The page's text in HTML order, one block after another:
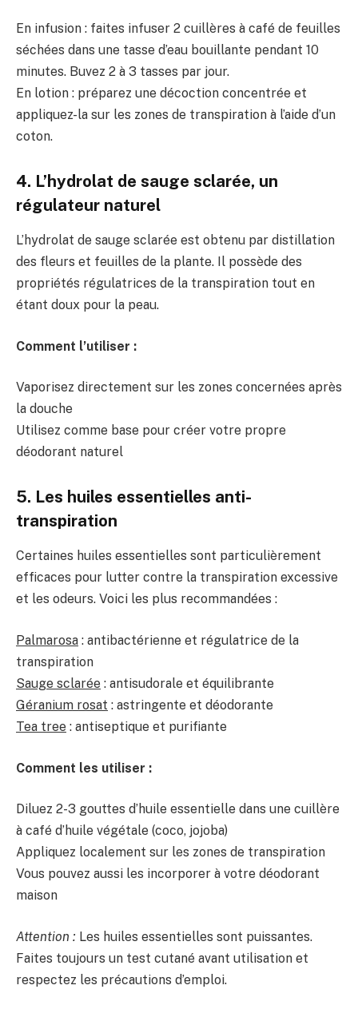
En infusion : faites infuser 2 cuillères à café de feuilles
séchées dans une tasse d’eau bouillante pendant 10
minutes. Buvez 2 à 3 tasses par jour.
En lotion : préparez une décoction concentrée et
appliquez-la sur les zones de transpiration à l’aide d’un
coton.
4. L’hydrolat de sauge sclarée, un
régulateur naturel
L’hydrolat de sauge sclarée est obtenu par distillation
des fleurs et feuilles de la plante. Il possède des
propriétés régulatrices de la transpiration tout en
étant doux pour la peau.
Comment l’utiliser :
Vaporisez directement sur les zones concernées après
la douche
Utilisez comme base pour créer votre propre
déodorant naturel
5. Les huiles essentielles anti-
transpiration
Certaines huiles essentielles sont particulièrement
efficaces pour lutter contre la transpiration excessive
et les odeurs. Voici les plus recommandées :
Palmarosa : antibactérienne et régulatrice de la
transpiration
Sauge sclarée : antisudorale et équilibrante
Géranium rosat : astringente et déodorante
Tea tree : antiseptique et purifiante
Comment les utiliser :
Diluez 2-3 gouttes d’huile essentielle dans une cuillère
à café d’huile végétale (coco, jojoba)
Appliquez localement sur les zones de transpiration
Vous pouvez aussi les incorporer à votre déodorant
maison
Attention : Les huiles essentielles sont puissantes.
Faites toujours un test cutané avant utilisation et
respectez les précautions d’emploi.